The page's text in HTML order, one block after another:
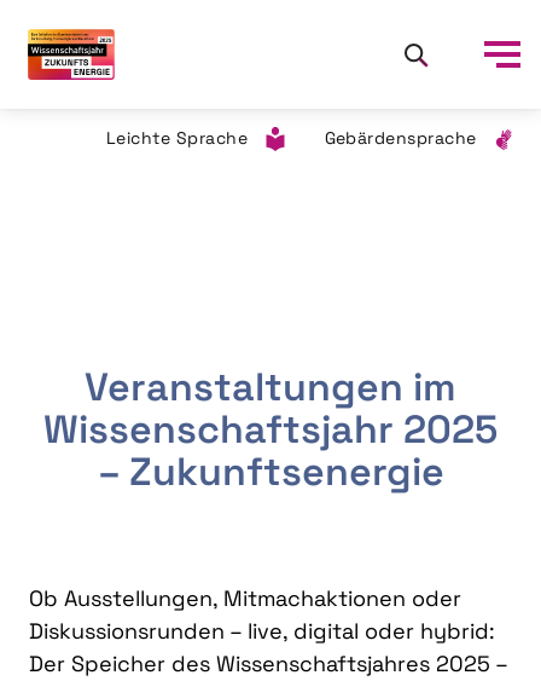
Leichte Sprache Gebärdensprache
Veranstaltungen im
Wissenschaftsjahr 2025
– Zukunftsenergie
Ob Ausstellungen, Mitmachaktionen oder
Diskussionsrunden – live, digital oder hybrid:
Der Speicher des Wissenschaftsjahres 2025 –